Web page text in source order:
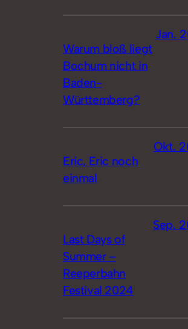
Warum bloß liegt
Bochum nicht in
Baden-
Württemberg?
Jan.
Eric, Eric noch
einmal
Okt.
Last Days of
Summer –
Reeperbahn
Festival 2024
Sep.